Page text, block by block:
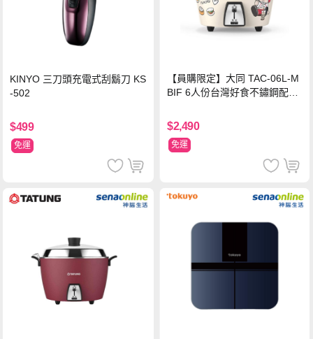
KINYO 三刀頭充電式刮鬍刀 KS
-502
$499
免運
【員購限定】大同 TAC-06L-M
BIF 6人份台灣好食不鏽鋼配件
$2,490
免運